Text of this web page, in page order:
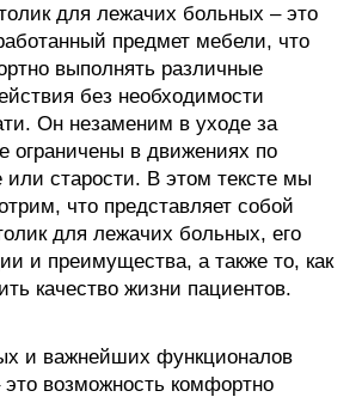
для лежачих больных – это
предмет мебели, что
выполнять различные
без необходимости
Он незаменим в уходе за
ограничены в движениях по
или старости. В этом тексте мы
что представляет собой
для лежачих больных, его
и преимущества, а также то, как
качество жизни пациентов.
и важнейших функционалов
это возможность комфортно